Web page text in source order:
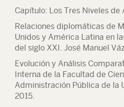
Capítulo: Los Tres Niveles de
Relaciones diplomáticas de
Unidos y América Latina en
del siglo XXI. José Manuel
Evolución y Análisis
Interna de la Facultad de
Administración Pública de la
2015.